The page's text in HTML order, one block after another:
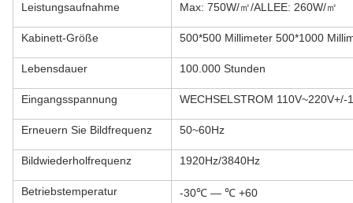
Leistungsaufnahme Max: 750W/㎡/ALLEE: 260W/㎡
Kabinett-Größe 500*500 Millimeter 500*1000
Lebensdauer 100.000 Stunden
Eingangsspannung WECHSELSTROM 110V~220V+/-
Erneuern Sie Bildfrequenz 50~60Hz
Bildwiederholfrequenz 1920Hz/3840Hz
Betriebstemperatur -30℃ — ℃ +60